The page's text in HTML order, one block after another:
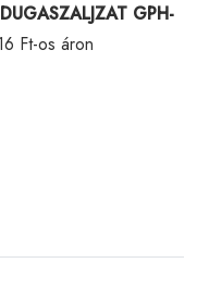
DUGASZALJZAT GPH-
Ft-os áron